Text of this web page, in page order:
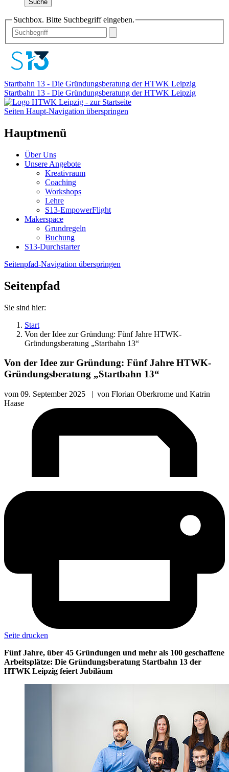
Suche
Suchbox. Bitte Suchbegriff eingeben.
Startbahn 13 - Die Gründungsberatung der HTWK Leipzig
Startbahn 13 - Die Gründungsberatung der HTWK Leipzig
Seiten Haupt-Navigation überspringen
Hauptmenü
Über Uns
Unsere Angebote
Kreativraum
Coaching
Workshops
Lehre
S13-EmpowerFlight
Makerspace
Grundregeln
Buchung
S13-Durchstarter
Seitenpfad-Navigation überspringen
Seitenpfad
Sie sind hier:
Start
Von der Idee zur Gründung: Fünf Jahre HTWK-
Gründungsberatung „Startbahn 13“
Von der Idee zur Gründung: Fünf Jahre HTWK-
Gründungsberatung „Startbahn 13“
vom 09. September 2025 | von Florian Oberkrome und Katrin
Haase
Seite drucken
Fünf Jahre, über 45 Gründungen und mehr als 100 geschaffene
Arbeitsplätze: Die Gründungsberatung Startbahn 13 der
HTWK Leipzig feiert Jubiläum